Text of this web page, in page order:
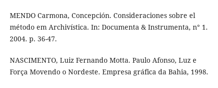
MENDO Carmona, Concepción. Consideraciones sobre el
método em Archivística. In: Documenta & Instrumenta, n° 1.
2004. p. 36-47.
NASCIMENTO, Luiz Fernando Motta. Paulo Afonso, Luz e
Força Movendo o Nordeste. Empresa gráfica da Bahia, 1998.